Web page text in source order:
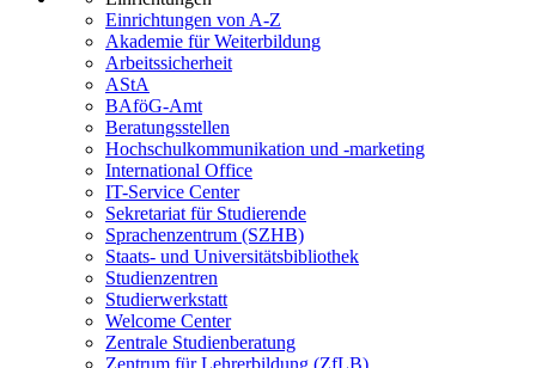
Einrichtungen von A-Z
Akademie für Weiterbildung
Arbeitssicherheit
AStA
BAföG-Amt
Beratungsstellen
Hochschulkommunikation und -marketing
International Office
IT-Service Center
Sekretariat für Studierende
Sprachenzentrum (SZHB)
Staats- und Universitätsbibliothek
Studienzentren
Studierwerkstatt
Welcome Center
Zentrale Studienberatung
Zentrum für Lehrerbildung (ZfLB)